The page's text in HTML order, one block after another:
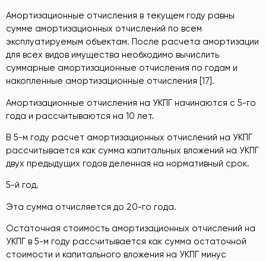
Амортизационные отчисления в текущем году равны
сумме амортизационных отчислений по всем
эксплуатируемым объектам. После расчета амортизации
для всех видов имущества необходимо вычислить
суммарные амортизационные отчисления по годам и
накопленные амортизационные отчисления [17].
Амортизационные отчисления на УКПГ начинаются с 5-го
года и рассчитываются на 10 лет.
В 5-м году расчет амортизационных отчислений на УКПГ
рассчитывается как сумма капитальных вложений на УКПГ
двух предыдущих годов деленная на нормативный срок.
5-й год.
Эта сумма отчисляется до 20-го года.
Остаточная стоимость амортизационных отчислений на
УКПГ в 5-м году рассчитывается как сумма остаточной
стоимости и капитального вложения на УКПГ минус